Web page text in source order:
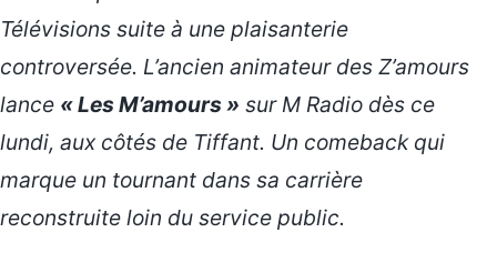
Télévisions suite à une plaisanterie
controversée. L’ancien animateur des Z’amours
lance « Les M’amours » sur M Radio dès ce
lundi, aux côtés de Tiffant. Un comeback qui
marque un tournant dans sa carrière
reconstruite loin du service public.